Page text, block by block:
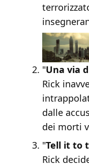
"Una via
Rick
dalle
dei morti
"Tell it to
Rick